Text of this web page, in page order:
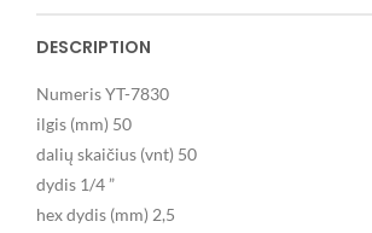
DESCRIPTION
Numeris YT-7830
ilgis (mm) 50
dalių skaičius (vnt) 50
dydis 1/4 ”
hex dydis (mm) 2,5